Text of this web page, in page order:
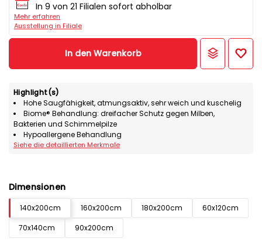
In 9 von 21 Filialen sofort abholbar
Mehr erfahren
Ausstellung in Filiale
In den Warenkorb
Highlight(s)
Hohe Saugfähigkeit, atmungsaktiv, sehr weich und kuschelig
Biome® Behandlung: dreifacher Schutz gegen Milben,
Bakterien und Schimmelpilze
Hypoallergene Behandlung
Siehe die detaillierten Merkmale
Dimensionen
140x200cm 160x200cm 180x200cm
60x120cm
70x140cm
90x200cm